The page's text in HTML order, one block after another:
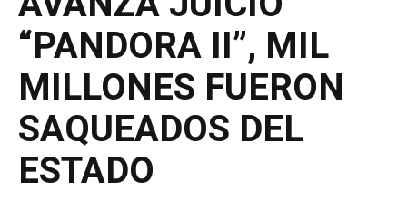
“PANDORA II”, MIL
MILLONES FUERON
SAQUEADOS DEL
ESTADO